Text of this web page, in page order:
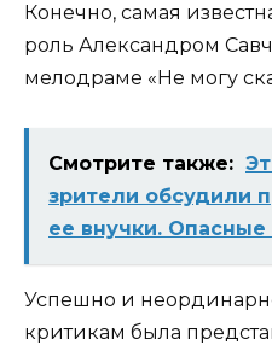
Конечно, самая
роль Александром
мелодраме «Не могу
Смотрите также:
зрители обсудили
ее внучки. Опасные
Успешно и
критикам была